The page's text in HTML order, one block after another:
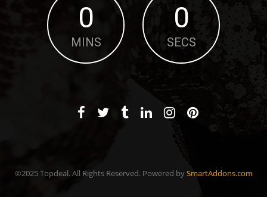
0
MINS
0
SECS
©2025 Topdeal. All Rights Reserved. Powered bySmartAddons.com